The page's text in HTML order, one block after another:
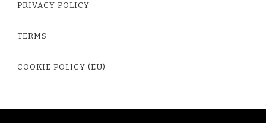
PRIVACY POLICY
TERMS
COOKIE POLICY (EU)